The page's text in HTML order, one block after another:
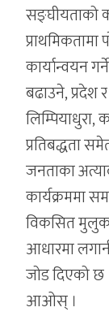
सङ्घीयताको
कार्यान्वयन
बढाउने, प्रदेश
प्रतिबद्धता
जनताका
कार्यक्रममा
विकसित
आधारमा
जोड दिएको छ
आओस् ।